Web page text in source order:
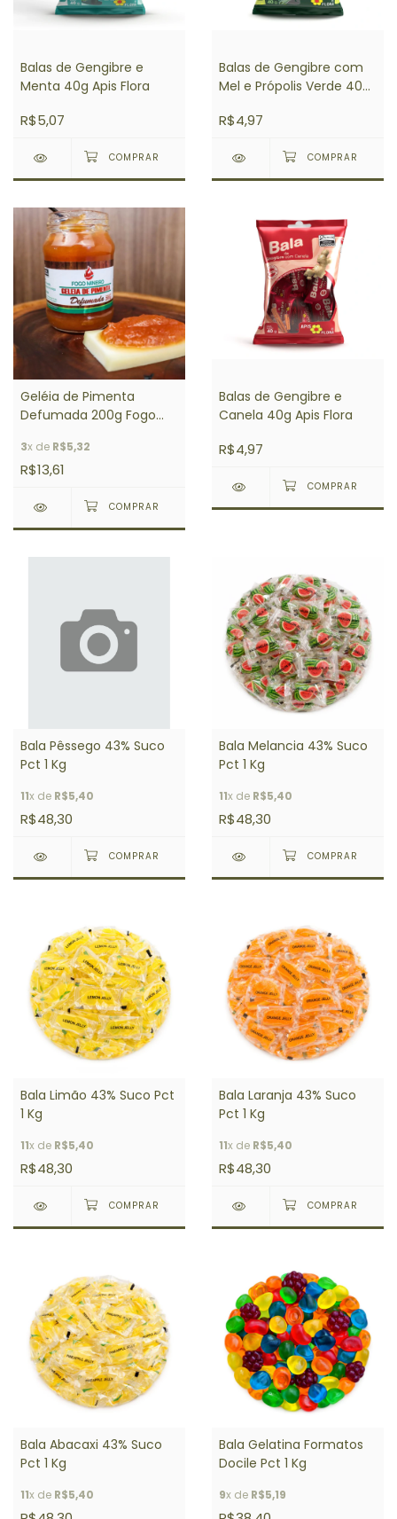
Balas de Gengibre e
Menta 40g Apis Flora
R$5,07
Balas de Gengibre com
Mel e Própolis Verde 40g
R$4,97
Geléia de Pimenta
Defumada 200g Fogo
3x de R$5,32
R$13,61
Balas de Gengibre e
Canela 40g Apis Flora
R$4,97
Bala Pêssego 43% Suco
Pct 1 Kg
11x de R$5,40
R$48,30
Bala Melancia 43% Suco
Pct 1 Kg
11x de R$5,40
R$48,30
Bala Limão 43% Suco Pct
1 Kg
11x de R$5,40
R$48,30
Bala Laranja 43% Suco
Pct 1 Kg
11x de R$5,40
R$48,30
Bala Abacaxi 43% Suco
Pct 1 Kg
11x de R$5,40
Bala Gelatina Formatos
Docile Pct 1 Kg
9x de R$5,19